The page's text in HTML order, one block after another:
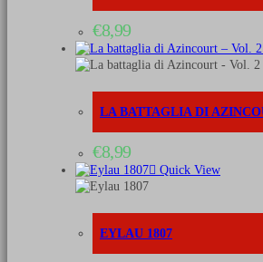
€8,99
LA BATTAGLIA DI
€8,99
Quick View
EYLAU 1807